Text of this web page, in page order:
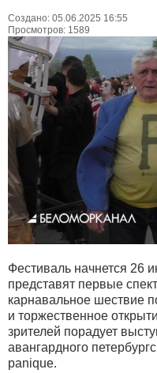
Создано: 05.06.2025 16:55
Просмотров: 1589
Фестиваль начнется 26
представят первые
карнавальное шествие
и торжественное
зрителей порадует
авангардного
panique.